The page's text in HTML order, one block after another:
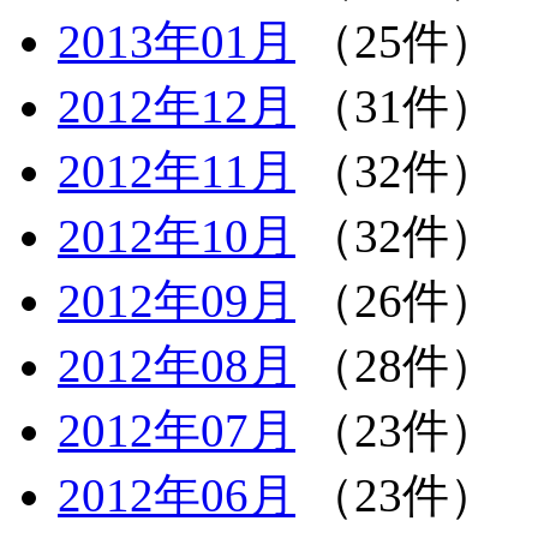
2013年01月
（25件）
2012年12月
（31件）
2012年11月
（32件）
2012年10月
（32件）
2012年09月
（26件）
2012年08月
（28件）
2012年07月
（23件）
2012年06月
（23件）